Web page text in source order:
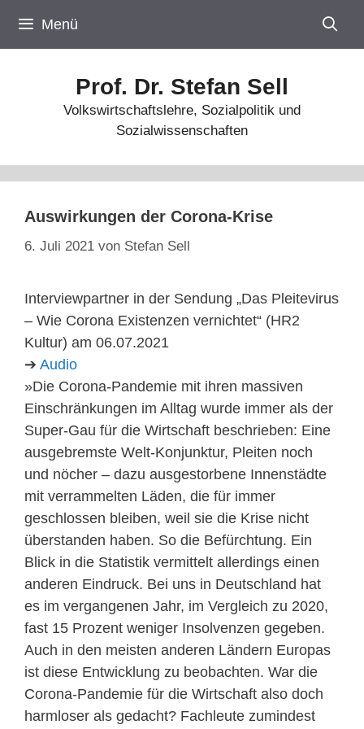
Inhalt
springen
Menü
Prof. Dr. Stefan Sell
Volkswirtschaftslehre, Sozialpolitik und
Sozialwissenschaften
Auswirkungen der Corona-Krise
6. Juli 2021 von Stefan Sell
Interviewpartner in der Sendung „Das Pleitevirus
– Wie Corona Existenzen vernichtet“ (HR2
Kultur) am 06.07.2021
➔ Audio
»Die Corona-Pandemie mit ihren massiven
Einschränkungen im Alltag wurde immer als der
Super-Gau für die Wirtschaft beschrieben: Eine
ausgebremste Welt-Konjunktur, Pleiten noch
und nöcher – dazu ausgestorbene Innenstädte
mit verrammelten Läden, die für immer
geschlossen bleiben, weil sie die Krise nicht
überstanden haben. So die Befürchtung. Ein
Blick in die Statistik vermittelt allerdings einen
anderen Eindruck. Bei uns in Deutschland hat
es im vergangenen Jahr, im Vergleich zu 2020,
fast 15 Prozent weniger Insolvenzen gegeben.
Auch in den meisten anderen Ländern Europas
ist diese Entwicklung zu beobachten. War die
Corona-Pandemie für die Wirtschaft also doch
harmloser als gedacht? Fachleute zumindest